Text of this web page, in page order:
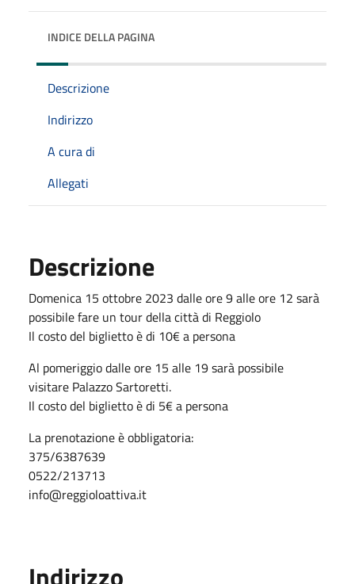
INDICE DELLA PAGINA
Descrizione
Indirizzo
A cura di
Allegati
Descrizione
Domenica 15 ottobre 2023 dalle ore 9 alle ore 12 sarà
possibile fare un tour della città di Reggiolo
Il costo del biglietto è di 10€ a persona
Al pomeriggio dalle ore 15 alle 19 sarà possibile
visitare Palazzo Sartoretti.
Il costo del biglietto è di 5€ a persona
La prenotazione è obbligatoria:
375/6387639
0522/213713
info@reggioloattiva.it